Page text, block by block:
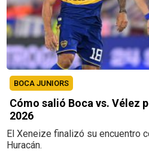
BOCA JUNIORS
Cómo salió Boca vs. Vélez
2026
El Xeneize finalizó su encuentro
Huracán.